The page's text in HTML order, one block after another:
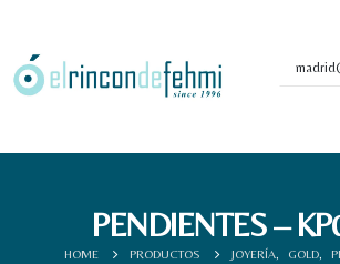
PENDIENTES –
HOME PRODUCTOS JOYERÍA GOLD